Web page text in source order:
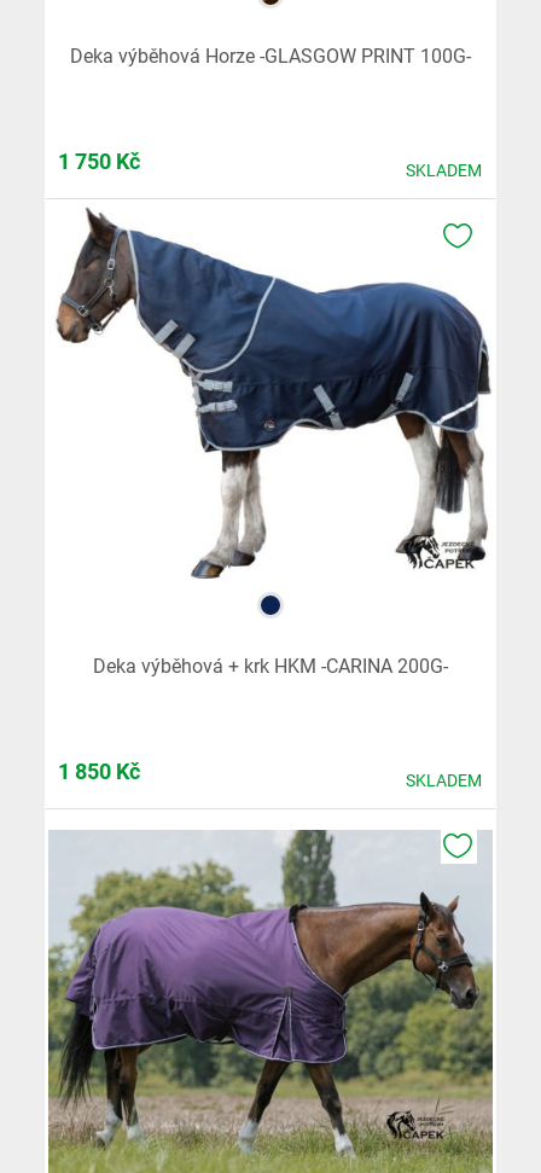
Deka výběhová Horze -GLASGOW PRINT 100G-
1 750 Kč SKLADEM
Deka výběhová + krk HKM -CARINA 200G-
1 850 Kč SKLADEM